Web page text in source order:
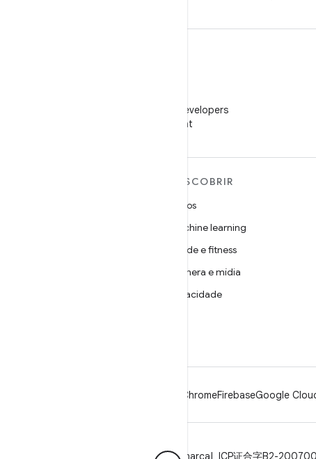
Siga o Android Developers
no WeChat
DESCOBRIR
Jogos
Machine learning
Saúde e fitness
Câmera e mídia
Privacidade
ChromeFirebaseGoogle
Diretrizes da marca ICP证合字B2-